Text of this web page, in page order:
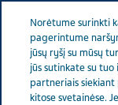
Lithuania
siaubo filmas padėjo
Norėtume surinkti
pagerintume
jūsų ryšį su mūsų
jūs sutinkate su tuo
partneriais siekiant
kitose svetainėse.